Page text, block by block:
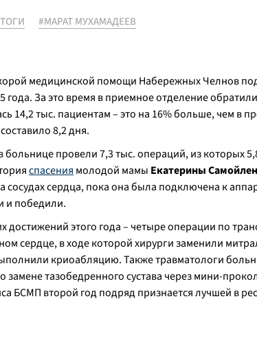
#МАРАТ МУХАМАДЕЕВ
медицинской помощи Набережных Челнов
года. За это время в приемное отделение
14,2 тыс. пациентам – это на 16% больше, чем в
8,2 дня.
больнице провели 7,3 тыс. операций, из которых
спасения молодой мамы Екатерины
сосудах сердца, пока она была подключена к
и победили.
достижений этого года – четыре операции по
сердце, в ходе которой хирурги заменили
криоабляцию. Также травматологи
замене тазобедренного сустава через мини-
БСМП второй год подряд признается лучшей в